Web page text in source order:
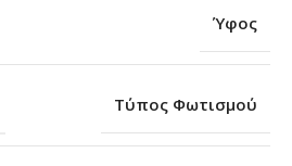
Ύφος
Τύπος Φωτισμού